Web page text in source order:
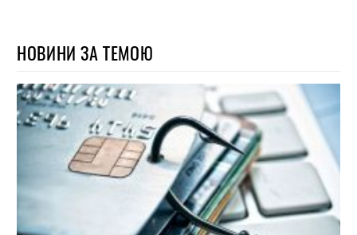
НОВИНИ ЗА ТЕМОЮ